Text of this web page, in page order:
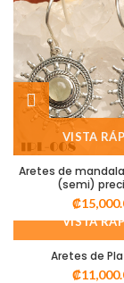
VISTA
Aretes de
(semi)
₡
VISTA
Aretes de
₡